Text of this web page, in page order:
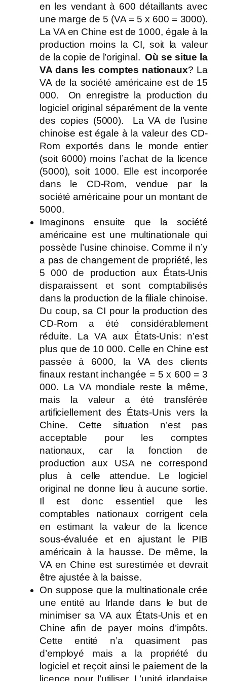
en les vendant à 600 détaillants avec
une marge de 5 (VA = 5 x 600 = 3000).
La VA en Chine est de 1000, égale à la
production moins la CI, soit la valeur
de la copie de l’original.Où se situe la
VA dans les comptes nationaux? La
VA de la société américaine est de 15
000. On enregistre la production du
logiciel original séparément de la vente
des copies (5000). La VA de l’usine
chinoise est égale à la valeur des CD-
Rom exportés dans le monde entier
(soit 6000) moins l’achat de la licence
(5000), soit 1000. Elle est incorporée
dans le CD-Rom, vendue par la
société américaine pour un montant de
5000.
Imaginons ensuite que la société
américaine est une multinationale qui
possède l’usine chinoise. Comme il n’y
a pas de changement de propriété, les
5 000 de production aux États-Unis
disparaissent et sont comptabilisés
dans la production de la filiale chinoise.
Du coup, sa CI pour la production des
CD-Rom a été considérablement
réduite. La VA aux États-Unis: n’est
plus que de 10 000. Celle en Chine est
passée à 6000, la VA des clients
finaux restant inchangée = 5 x 600 = 3
000. La VA mondiale reste la même,
mais la valeur a été transférée
artificiellement des États-Unis vers la
Chine. Cette situation n’est pas
acceptable pour les comptes
nationaux, car la fonction de
production aux USA ne correspond
plus à celle attendue. Le logiciel
original ne donne lieu à aucune sortie.
Il est donc essentiel que les
comptables nationaux corrigent cela
en estimant la valeur de la licence
sous-évaluée et en ajustant le PIB
américain à la hausse. De même, la
VA en Chine est surestimée et devrait
être ajustée à la baisse.
On suppose que la multinationale crée
une entité au Irlande dans le but de
minimiser sa VA aux États-Unis et en
Chine afin de payer moins d’impôts.
Cette entité n’a quasiment pas
d’employé mais a la propriété du
logiciel et reçoit ainsi le paiement de la
licence pour l’utiliser. L’unité irlandaise